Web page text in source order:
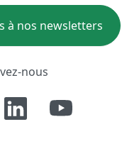
à nos newsletters
nous